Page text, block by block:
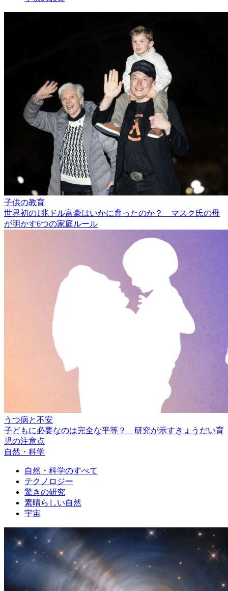
子供の教育
世界初の1兆ドル富豪はいかに育ったのか？ マスク氏の母
が明かす6つの家庭ルール
うつ病と不安
子どもに必要なのは完全な平等？ 研究が示すきょうだい育
児の注意点
自然・科学
自然・科学のすべて
テクノロジー
驚きの研究
素晴らしい自然
宇宙